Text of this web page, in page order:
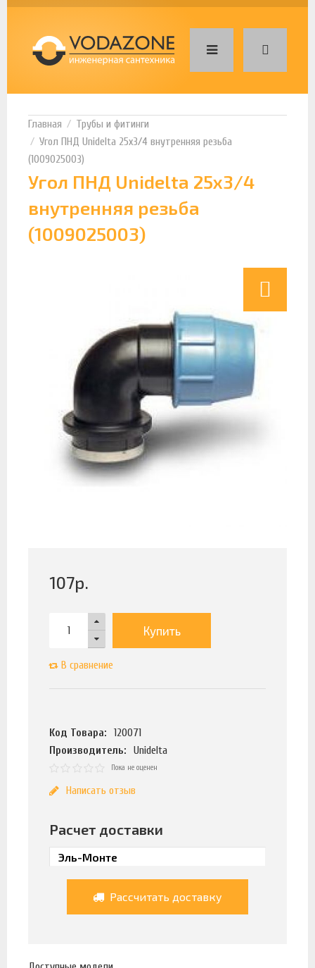
Трубы и фитинги
Угол ПНД Unidelta 25х3/4 внутренняя резьба
(1009025003)
Угол ПНД Unidelta 25х3/4
внутренняя резьба
(1009025003)
107р.
Купить
В сравнение
Код Товара:
120071
Производитель:
Unidelta
Пока не оценен
Написать отзыв
Расчет доставки
Рассчитать доставку